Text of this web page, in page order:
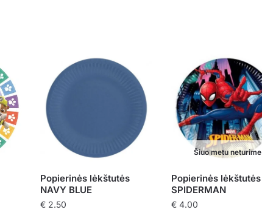
Popierinės lėkštutės
NAVY BLUE
€ 2.50
Šiuo metu neturime
Popierinės lėkštutės
SPIDERMAN
€ 4.00